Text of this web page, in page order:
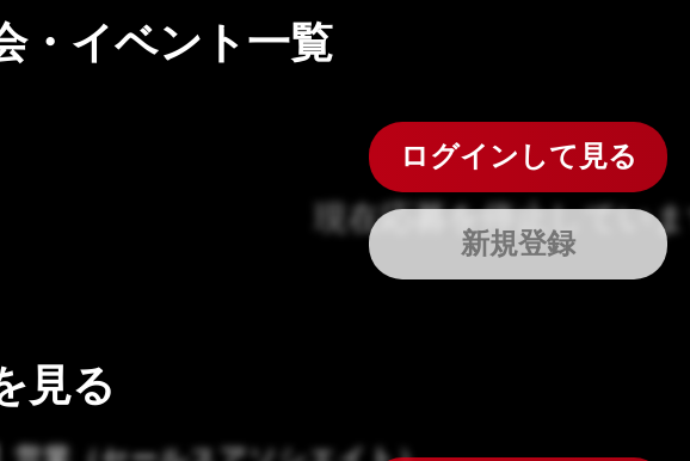
・イベント一覧
現在応募を停止してい
ログインして見る
新規登録
見る